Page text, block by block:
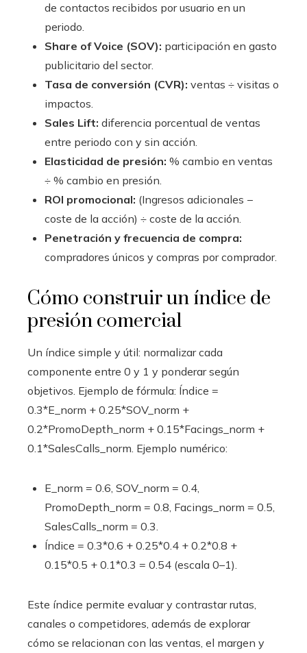
de contactos recibidos por usuario en un
periodo.
Share of Voice (SOV): participación en gasto
publicitario del sector.
Tasa de conversión (CVR): ventas ÷ visitas o
impactos.
Sales Lift: diferencia porcentual de ventas
entre periodo con y sin acción.
Elasticidad de presión: % cambio en ventas
÷ % cambio en presión.
ROI promocional: (Ingresos adicionales −
coste de la acción) ÷ coste de la acción.
Penetración y frecuencia de compra:
compradores únicos y compras por comprador.
Cómo construir un índice de
presión comercial
Un índice simple y útil: normalizar cada
componente entre 0 y 1 y ponderar según
objetivos. Ejemplo de fórmula: Índice =
0.3*E_norm + 0.25*SOV_norm +
0.2*PromoDepth_norm + 0.15*Facings_norm +
0.1*SalesCalls_norm. Ejemplo numérico:
E_norm = 0.6, SOV_norm = 0.4,
PromoDepth_norm = 0.8, Facings_norm = 0.5,
SalesCalls_norm = 0.3.
Índice = 0.3*0.6 + 0.25*0.4 + 0.2*0.8 +
0.15*0.5 + 0.1*0.3 = 0.54 (escala 0–1).
Este índice permite evaluar y contrastar rutas,
canales o competidores, además de explorar
cómo se relacionan con las ventas, el margen y